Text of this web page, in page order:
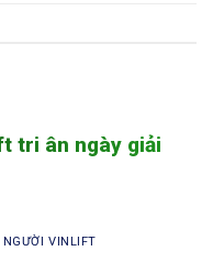
tri ân ngày giải
VINLIFT